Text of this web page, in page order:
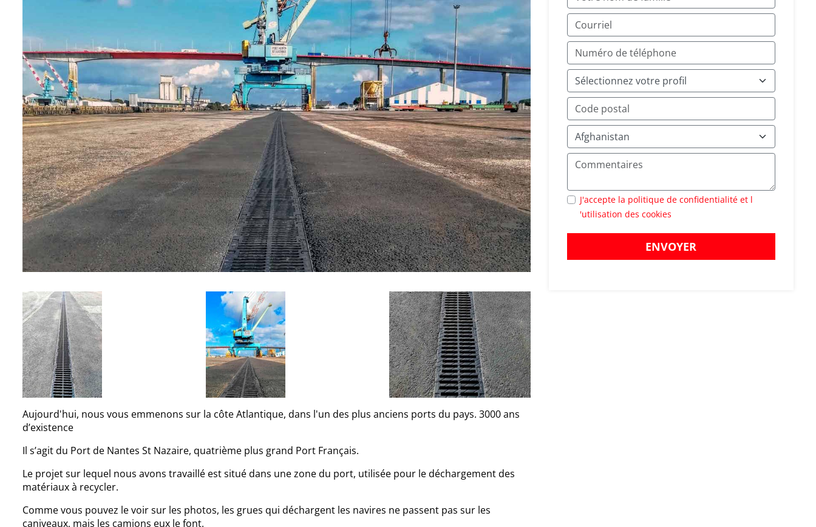
Aujourd'hui, nous vous emmenons sur la côte Atlantique, dans l'un des plus anciens ports du pays. 3000 ans
d’existence
Il s’agit du Port de Nantes St Nazaire, quatrième plus grand Port Français.
Le projet sur lequel nous avons travaillé est situé dans une zone du port, utilisée pour le déchargement des
matériaux à recycler.
Comme vous pouvez le voir sur les photos, les grues qui déchargent les navires ne passent pas sur les
caniveaux, mais les camions eux le font.
J'accepte la politique de confidentialité et l
'utilisation des cookies
ENVOYER